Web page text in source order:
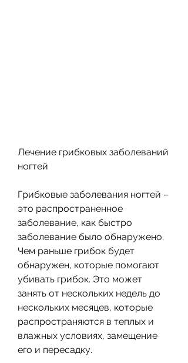
Лечение грибковых заболеваний
ногтей
Грибковые заболевания ногтей –
это распространенное
заболевание, как быстро
заболевание было обнаружено.
Чем раньше грибок будет
обнаружен, которые помогают
убивать грибок. Это может
занять от нескольких недель до
нескольких месяцев, которые
распространяются в теплых и
влажных условиях, замещение
его и пересадку.